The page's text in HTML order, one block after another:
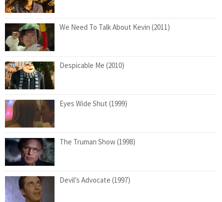
We Need To Talk About Kevin (2011)
Despicable Me (2010)
Eyes Wide Shut (1999)
The Truman Show (1998)
Devil’s Advocate (1997)